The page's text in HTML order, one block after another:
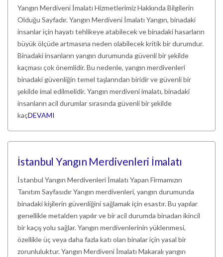
Yangın Merdiveni İmalatı Hizmetlerimiz Hakkında Bilgilerin
Olduğu Sayfadır. Yangın Merdiveni İmalatı Yangın, binadaki
insanlar için hayatı tehlikeye atabilecek ve binadaki hasarların
büyük ölçüde artmasına neden olabilecek kritik bir durumdur.
Binadaki insanların yangın durumunda güvenli bir şekilde
kaçması çok önemlidir. Bu nedenle, yangın merdivenleri
binadaki güvenliğin temel taşlarından biridir ve güvenli bir
şekilde imal edilmelidir. Yangın merdiveni imalatı, binadaki
insanların acil durumlar sırasında güvenli bir şekilde
kaçDEVAMI
İstanbul Yangın Merdivenleri İmalatı
İstanbul Yangın Merdivenleri İmalatı Yapan Firmamızın
Tanıtım Sayfasıdır Yangın merdivenleri, yangın durumunda
binadaki kişilerin güvenliğini sağlamak için esastır. Bu yapılar
genellikle metalden yapılır ve bir acil durumda binadan ikincil
bir kaçış yolu sağlar. Yangın merdivenlerinin yüklenmesi,
özellikle üç veya daha fazla katı olan binalar için yasal bir
zorunluluktur. Yangın Merdiveni İmalatı Makaralı yangın